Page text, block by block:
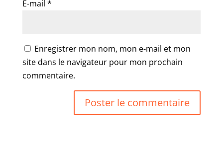
E-mail *
Enregistrer mon nom, mon e-mail et mon
site dans le navigateur pour mon prochain
commentaire.